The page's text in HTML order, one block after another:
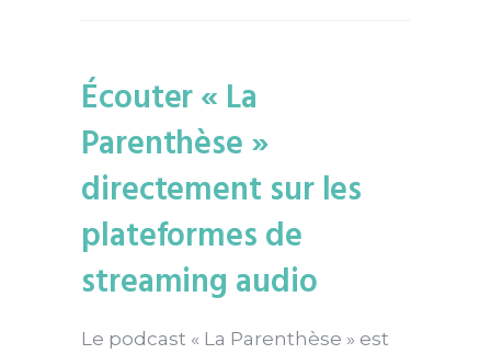
Écouter « La
Parenthèse »
directement sur les
plateformes de
streaming audio
Le podcast « La Parenthèse » est